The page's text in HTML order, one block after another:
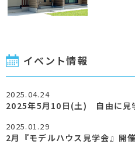
イベント情報
2025.04.24
2025.01.29